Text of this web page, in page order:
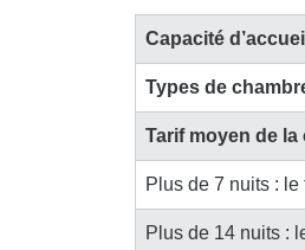
Capacité d’accueil
Types de
Tarif moyen de la
Plus de 7 nuits :
Plus de 14 nuits :